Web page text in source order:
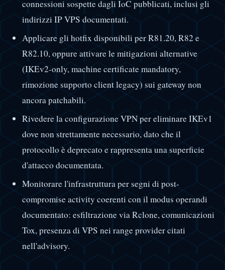
connessioni sospette dagli IoC pubblicati, inclusi gli
indirizzi IP VPS documentati.
Applicare gli hotfix disponibili per R81.20, R82 e
R82.10, oppure attivare le mitigazioni alternative
(IKEv2-only, machine certificate mandatory,
rimozione supporto client legacy) sui gateway non
ancora patchabili.
Rivedere la configurazione VPN per eliminare IKEv1
dove non strettamente necessario, dato che il
protocollo è deprecato e rappresenta una superficie
d'attacco documentata.
Monitorare l'infrastruttura per segni di post-
compromise activity coerenti con il modus operandi
documentato: esfiltrazione via Rclone, comunicazioni
Tox, presenza di VPS nei range provider citati
nell'advisory.